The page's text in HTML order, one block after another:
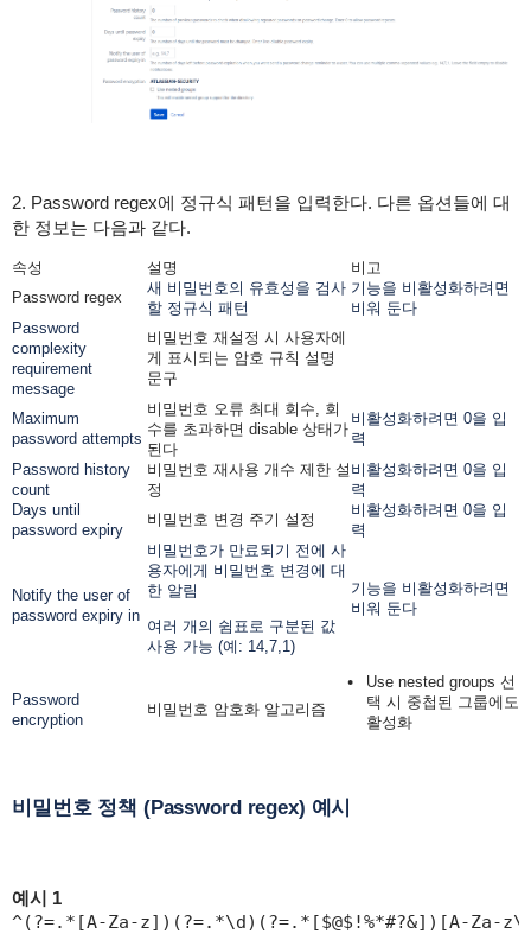
2. Password regex에 정규식 패턴을 입력한다. 다른 옵션들에 대
한 정보는 다음과 같다.
속성 설명
비고
Password regex
새 비밀번호의 유효성을 검사
할 정규식 패턴
기능을 비활성화하려면
비워 둔다
Password
complexity
requirement
message
비밀번호 재설정 시 사용자에
게 표시되는 암호 규칙 설명
문구
Maximum
password attempts
비밀번호 오류 최대 회수, 회
수를 초과하면 disable 상태가
된다
비활성화하려면 0을 입
력
Password history
count
비밀번호 재사용 개수 제한 설
정
비활성화하려면 0을 입
력
Days until
password expiry
비밀번호 변경 주기 설정
비활성화하려면 0을 입
력
Notify the user of
password expiry in
비밀번호가 만료되기 전에 사
용자에게 비밀번호 변경에 대
한 알림
여러 개의 쉼표로 구분된 값
사용 가능 (예: 14,7,1)
기능을 비활성화하려면
비워 둔다
Password
encryption
비밀번호 암호화 알고리즘
Use nested groups 선
택 시 중첩된 그룹에도
활성화
비밀번호 정책 (Password regex) 예시
예시 1
^(?=.*[A-Za-z])(?=.*\d)(?=.*[$@$!%*#?&])[A-Za-